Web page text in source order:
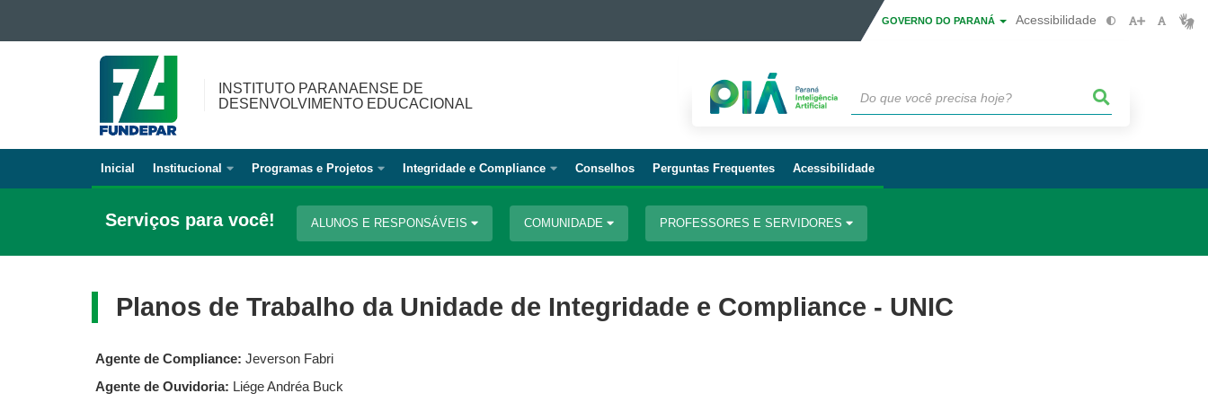
Ir para a navegação
GOVERNO DO PARANÁ Acessibilidade
INSTITUTO
PARANAENSE
DE
<BR>DESENVOLVIMENTO
EDUCACIONAL
INSTITUTO PARANAENSE DE
DESENVOLVIMENTO EDUCACIONAL
Navegação
principal
Inicial Institucional Programas e Projetos Integridade e Compliance Conselhos Perguntas Frequentes Acessibilidade
Serviços para você! ALUNOS E RESPONSÁVEIS COMUNIDADE PROFESSORES E SERVIDORES
Planos de Trabalho da Unidade de Integridade e Compliance - UNIC
Agente de Compliance: Jeverson Fabri
Agente de Ouvidoria: Liége Andréa Buck